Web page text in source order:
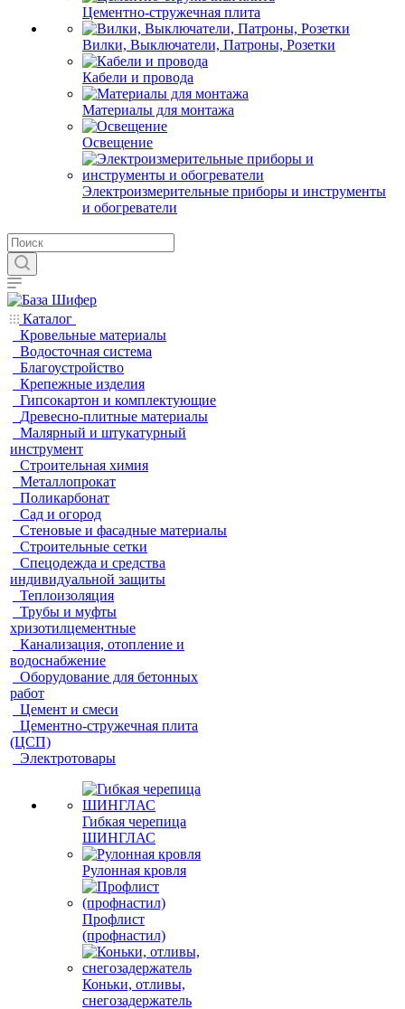
Цементно-стружечная плита
Вилки, Выключатели, Патроны, Розетки
Кабели и провода
Материалы для монтажа
Освещение
Электроизмерительные приборы и инструменты
и обогреватели
Каталог
Кровельные материалы
Водосточная система
Благоустройство
Крепежные изделия
Гипсокартон и комплектующие
Древесно-плитные материалы
Малярный и штукатурный
инструмент
Строительная химия
Металлопрокат
Поликарбонат
Сад и огород
Стеновые и фасадные материалы
Строительные сетки
Спецодежда и средства
индивидуальной защиты
Теплоизоляция
Трубы и муфты
хризотилцементные
Канализация, отопление и
водоснабжение
Оборудование для бетонных
работ
Цемент и смеси
Цементно-стружечная плита
(ЦСП)
Электротовары
Гибкая черепица
ШИНГЛАС
Рулонная кровля
Профлист
(профнастил)
Коньки, отливы,
снегозадержатель